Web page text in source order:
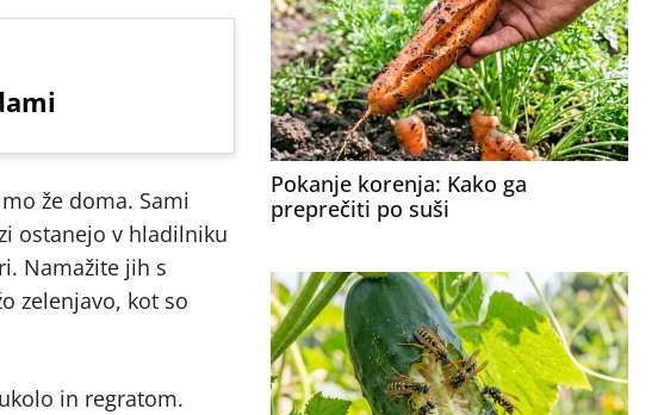
že doma. Sami
ostanejo v hladilniku
Namažite jih s
zelenjavo, kot so
in regratom.
Pokanje korenja: Kako ga
preprečiti po suši